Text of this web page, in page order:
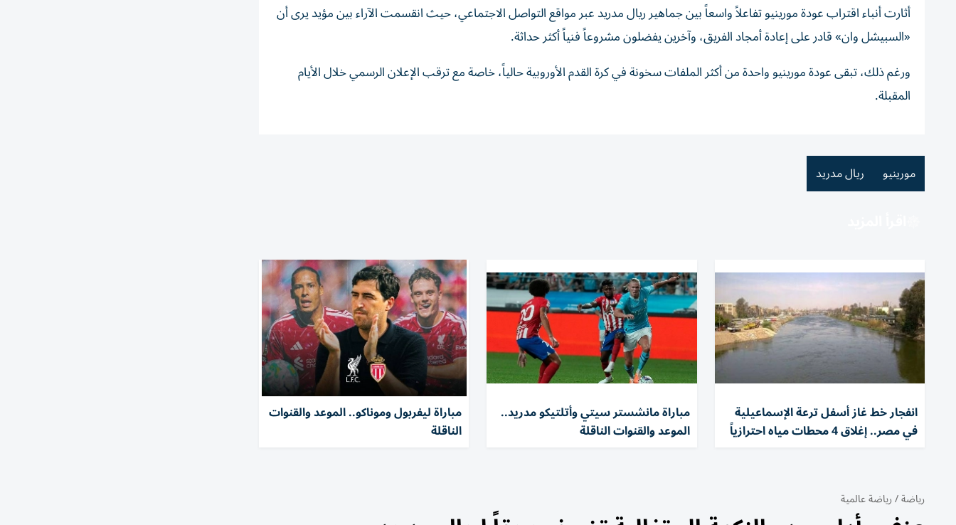
أثارت أنباء اقتراب عودة مورينيو تفاعلاً واسعاً بين جماهير ريال مدريد عبر مواقع التواصل الاجتماعي، حيث انقسمت الآراء بين مؤيد يرى أن
«السبيشل وان» قادر على إعادة أمجاد الفريق، وآخرين يفضلون مشروعاً فنياً أكثر حداثة.
ورغم ذلك، تبقى عودة مورينيو واحدة من أكثر الملفات سخونة في كرة القدم الأوروبية حالياً، خاصة مع ترقب الإعلان الرسمي خلال الأيام
المقبلة.
مورينيو ريال مدريد
انفجار خط غاز أسفل ترعة الإسماعيلية
في مصر.. إغلاق 4 محطات مياه احترازياً
مباراة مانشستر سيتي وأتلتيكو مدريد..
الموعد والقنوات الناقلة
مباراة ليفربول وموناكو.. الموعد والقنوات
الناقلة
رياضة/رياضة عالمية